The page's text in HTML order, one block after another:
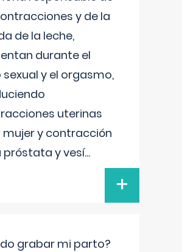
y de la
de la leche,
durante el
y el orgasmo,
uterinas
mujer y contracción
próstata y vesí...
+
grabar mi parto?